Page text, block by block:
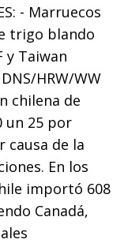
- Marruecos
trigo blando
y Taiwan
HRW/WW
chilena de
un 25 por
causa de la
En los
importó 608
Canadá,